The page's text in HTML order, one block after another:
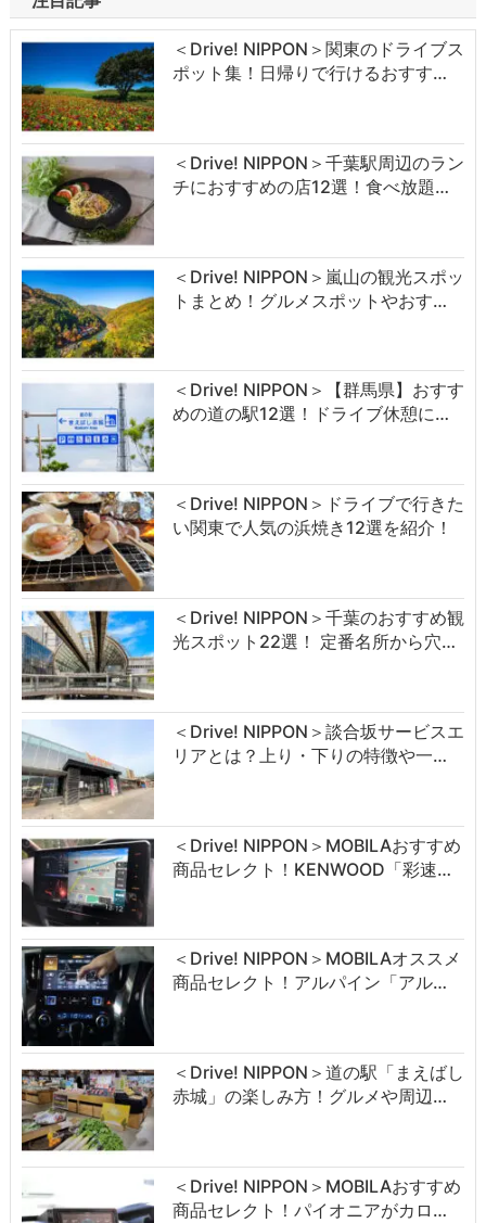
＜Drive! NIPPON＞関東のドライブス
ポット集！日帰りで行けるおすす…
＜Drive! NIPPON＞千葉駅周辺のラン
チにおすすめの店12選！食べ放題…
＜Drive! NIPPON＞嵐山の観光スポッ
トまとめ！グルメスポットやおす…
＜Drive! NIPPON＞【群馬県】おすす
めの道の駅12選！ドライブ休憩に…
＜Drive! NIPPON＞ドライブで行きた
い関東で人気の浜焼き12選を紹介！
＜Drive! NIPPON＞千葉のおすすめ観
光スポット22選！ 定番名所から穴…
＜Drive! NIPPON＞談合坂サービスエ
リアとは？上り・下りの特徴や一…
＜Drive! NIPPON＞MOBILAおすすめ
商品セレクト！KENWOOD「彩速…
＜Drive! NIPPON＞MOBILAオススメ
商品セレクト！アルパイン「アル…
＜Drive! NIPPON＞道の駅「まえばし
赤城」の楽しみ方！グルメや周辺…
＜Drive! NIPPON＞MOBILAおすすめ
商品セレクト！パイオニアがカロ…